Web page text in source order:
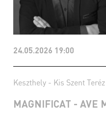
24.05.2026 19:00
Keszthely - Kis Szent
MAGNIFICAT - AVE